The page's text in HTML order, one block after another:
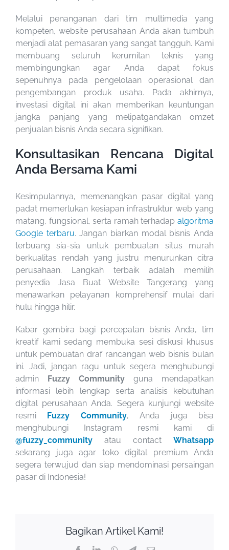
Melalui penanganan dari tim multimedia yang
kompeten, website perusahaan Anda akan tumbuh
menjadi alat pemasaran yang sangat tangguh. Kami
membuang seluruh kerumitan teknis yang
membingungkan agar Anda dapat fokus
sepenuhnya pada pengelolaan operasional dan
pengembangan produk usaha. Pada akhirnya,
investasi digital ini akan memberikan keuntungan
jangka panjang yang melipatgandakan omzet
penjualan bisnis Anda secara signifikan.
Konsultasikan Rencana Digital
Anda Bersama Kami
Kesimpulannya, memenangkan pasar digital yang
padat memerlukan kesiapan infrastruktur web yang
matang, fungsional, serta ramah terhadap algoritma
Google terbaru. Jangan biarkan modal bisnis Anda
terbuang sia-sia untuk pembuatan situs murah
berkualitas rendah yang justru menurunkan citra
perusahaan. Langkah terbaik adalah memilih
penyedia Jasa Buat Website Tangerang yang
menawarkan pelayanan komprehensif mulai dari
hulu hingga hilir.
Kabar gembira bagi percepatan bisnis Anda, tim
kreatif kami sedang membuka sesi diskusi khusus
untuk pembuatan draf rancangan web bisnis bulan
ini. Jadi, jangan ragu untuk segera menghubungi
admin
Fuzzy Community guna mendapatkan
informasi lebih lengkap serta analisis kebutuhan
digital perusahaan Anda. Segera kunjungi website
resmi
Fuzzy Community, Anda juga bisa
menghubungi Instagram resmi kami di
@fuzzy_community atau contact Whatsapp
sekarang juga agar toko digital premium Anda
segera terwujud dan siap mendominasi persaingan
pasar di Indonesia!
Bagikan Artikel Kami!